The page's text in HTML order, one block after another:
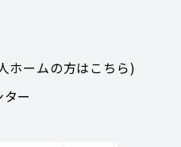
ホームの方はこちら)
ー